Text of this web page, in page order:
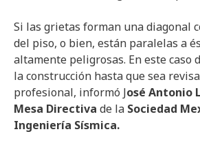
Si las grietas forman una diagonal
del piso, o bien, están paralelas a
altamente peligrosas. En este caso
la construcción hasta que sea
profesional, informó José Antonio
Mesa Directiva de la Sociedad
Ingeniería Sísmica.